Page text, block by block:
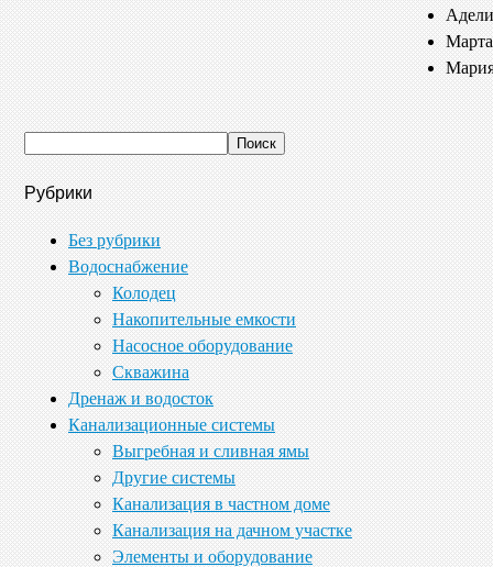
Марта
Рубрики
Без рубрики
Водоснабжение
Колодец
Накопительные емкости
Насосное оборудование
Скважина
Дренаж и водосток
Канализационные системы
Выгребная и сливная ямы
Другие системы
Канализация в частном доме
Канализация на дачном участке
Элементы и оборудование